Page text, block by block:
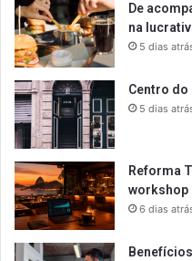
De
na
5 dias
Centro
5 dias
Reforma
workshop
6 dias